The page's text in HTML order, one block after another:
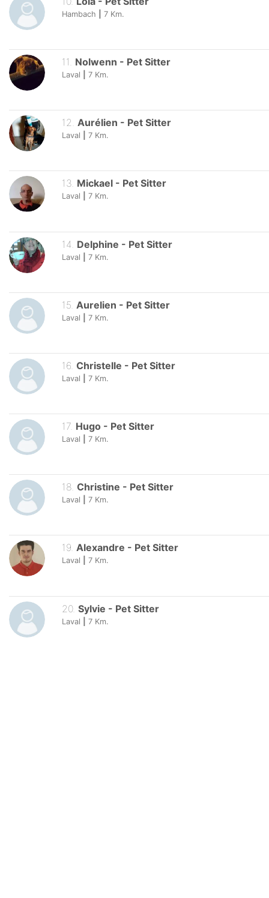
Hambach 7 Km.
11 Nolwenn - Pet Sitter
Laval 7 Km.
12. Aurélien - Pet Sitter
Laval 7 Km.
13. Mickael - Pet Sitter
Laval 7 Km.
14 Delphine - Pet Sitter
Laval 7 Km.
15 Aurelien - Pet Sitter
Laval 7 Km.
16 Christelle - Pet Sitter
Laval 7 Km.
17. Hugo - Pet Sitter
Laval 7 Km.
18. Christine - Pet Sitter
Laval 7 Km.
19. Alexandre - Pet Sitter
Laval 7 Km.
20. Sylvie - Pet Sitter
Laval 7 Km.